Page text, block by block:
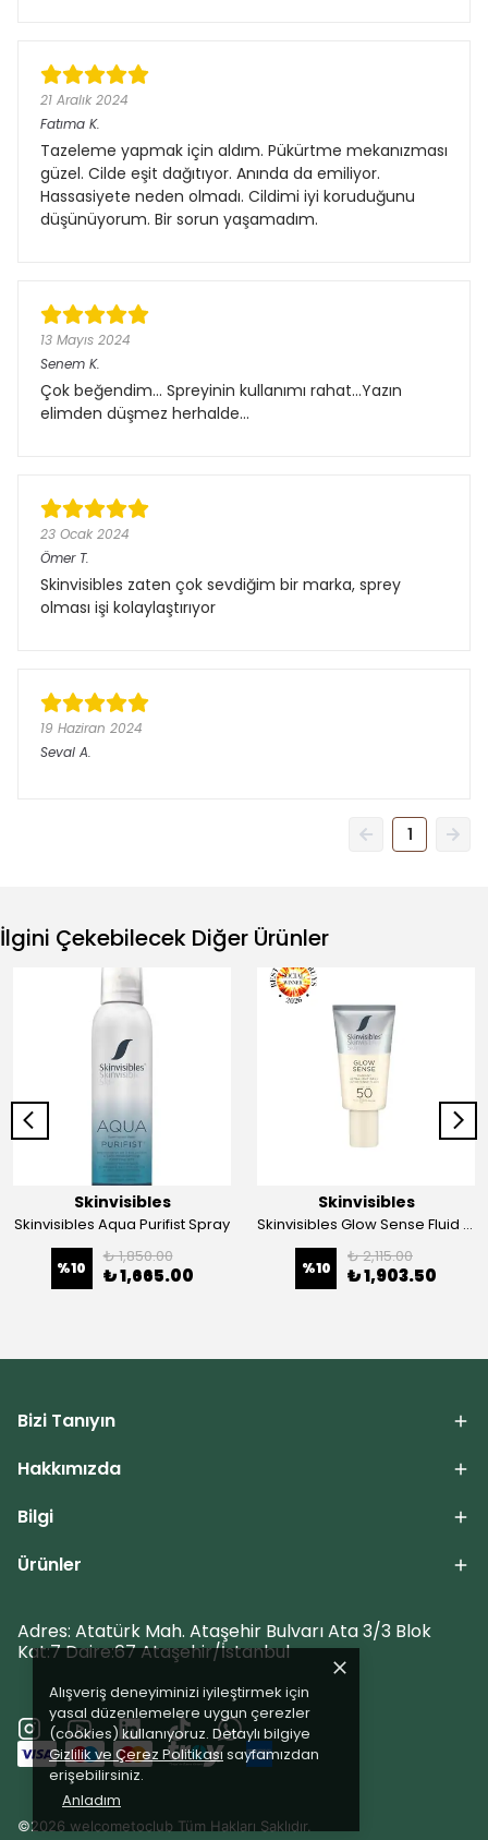
Alışveriş deneyiminizi iyileştirmek için
yasal düzenlemelere uygun çerezler
(cookies) kullanıyoruz. Detaylı bilgiye
Gizlilik ve Çerez Politikasısayfamızdan
erişebilirsiniz.
Anladım
21 Aralık 2024
Fatıma K.
Tazeleme yapmak için aldım. Pükürtme mekanızması
güzel. Cilde eşit dağıtıyor. Anında da emiliyor.
Hassasiyete neden olmadı. Cildimi iyi koruduğunu
düşünüyorum. Bir sorun yaşamadım.
13 Mayıs 2024
Senem K.
Çok beğendim... Spreyinin kullanımı rahat...Yazın
elimden düşmez herhalde...
23 Ocak 2024
Ömer T.
Skinvisibles zaten çok sevdiğim bir marka, sprey
olması işi kolaylaştırıyor
19 Haziran 2024
Seval A.
1
İlgini Çekebilecek Diğer Ürünler
Skinvisibles
Skinvisibles Aqua Purifist Spray
%10
₺ 1,850.00
₺ 1,665.00
Skinvisibles
Skinvisibles Glow Sense Fluid SPF 50 PA++++
%10
₺ 2,115.00
₺ 1,903.50
Bizi Tanıyın
Hakkımızda
Bilgi
Ürünler
Adres: Atatürk Mah. Ataşehir Bulvarı Ata 3/3 Blok
Kat:7 Daire:67 Ataşehir/İstanbul
©2026 welcometoclub Tüm Hakları Saklıdır.